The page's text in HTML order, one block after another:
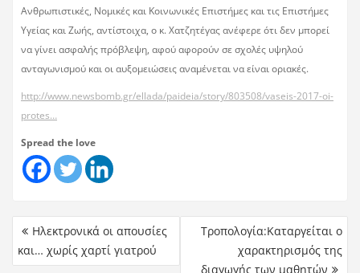
Ανθρωπιστικές, Νομικές και Κοινωνικές Επιστήμες και τις Επιστήμες
Υγείας και Ζωής, αντίστοιχα, ο κ. Χατζητέγας ανέφερε ότι δεν μπορεί
να γίνει ασφαλής πρόβλεψη, αφού αφορούν σε σχολές υψηλού
ανταγωνισμού και οι αυξομειώσεις αναμένεται να είναι οριακές.
http://www.newsbomb.gr/ellada/paideia/story/803508/vaseis-2017-oi-
protes…
Spread the love
Ηλεκτρονικά οι απουσίες
και… χωρίς χαρτί γιατρού
Τροπολογία:Καταργείται ο
χαρακτηρισμός της
διαγωγής των μαθητών